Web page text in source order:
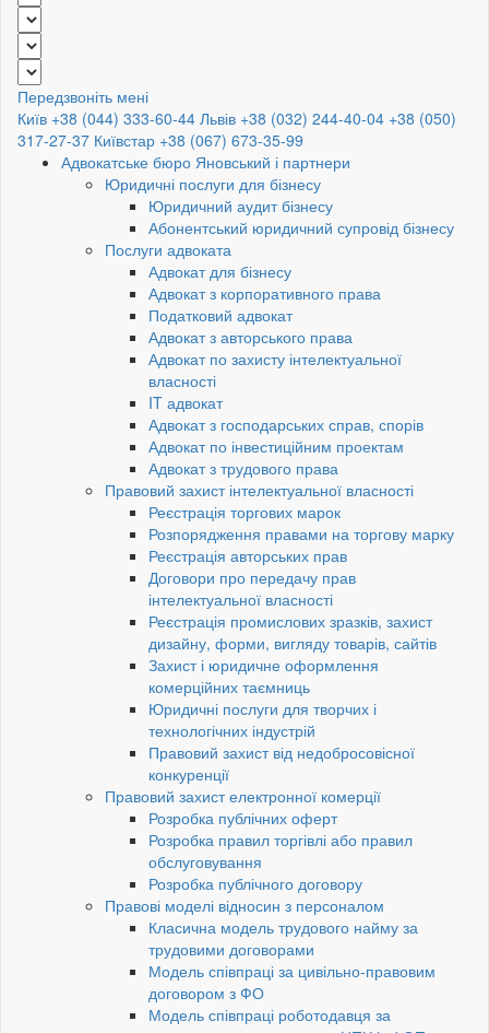
Передзвоніть мені
Київ +38 (044) 333-60-44 Львів +38 (032) 244-40-04 +38 (050)
317-27-37 Київстар +38 (067) 673-35-99
Адвокатське бюро Яновський і партнери
Юридичні послуги для бізнесу
Юридичний аудит бізнесу
Абонентський юридичний супровід бізнесу
Послуги адвоката
Адвокат для бізнесу
Адвокат з корпоративного права
Податковий адвокат
Адвокат з авторського права
Адвокат по захисту інтелектуальної
власності
IT адвокат
Адвокат з господарських справ, спорів
Адвокат по інвестиційним проектам
Адвокат з трудового права
Правовий захист інтелектуальної власності
Реєстрація торгових марок
Розпорядження правами на торгову марку
Реєстрація авторських прав
Договори про передачу прав
інтелектуальної власності
Реєстрація промислових зразків, захист
дизайну, форми, вигляду товарів, сайтів
Захист і юридичне оформлення
комерційних таємниць
Юридичні послуги для творчих і
технологічних індустрій
Правовий захист від недобросовісної
конкуренції
Правовий захист електронної комерції
Розробка публічних оферт
Розробка правил торгівлі або правил
обслуговування
Розробка публічного договору
Правові моделі відносин з персоналом
Класична модель трудового найму за
трудовими договорами
Модель співпраці за цивільно-правовим
договором з ФО
Модель співпраці роботодавця за